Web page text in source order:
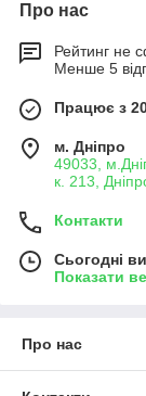
Про нас
Рейтинг не
Менше 5
Працює з
м. Дніпро
49033,
к. 213,
Контакти
Сьогодні
Показати
Про нас